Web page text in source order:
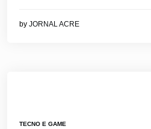
by JORNAL ACRE
TECNO E GAME